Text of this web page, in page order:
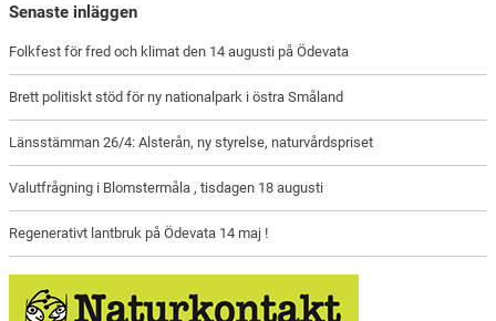
Senaste inläggen
Folkfest för fred och klimat den 14 augusti på Ödevata
Brett politiskt stöd för ny nationalpark i östra Småland
Länsstämman 26/4: Alsterån, ny styrelse, naturvårdspriset
Valutfrågning i Blomstermåla , tisdagen 18 augusti
Regenerativt lantbruk på Ödevata 14 maj !